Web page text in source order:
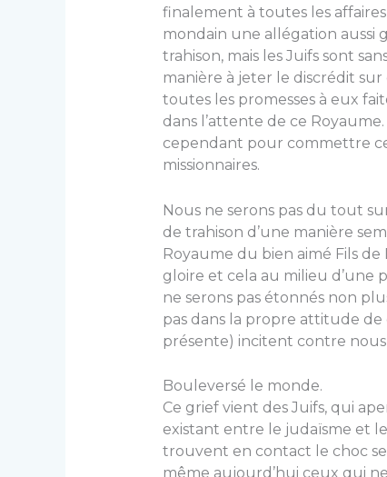
finalement à toutes les
mondain une allégation aussi
trahison, mais les Juifs sont
manière à jeter le discrédit
toutes les promesses à eux
dans l’attente de ce
cependant pour commettre
missionnaires.
Nous ne serons pas du tout
de trahison d’une manière
Royaume du bien aimé Fils
gloire et cela au milieu d’une
ne serons pas étonnés non
pas dans la propre attitude
présente) incitent contre
Bouleversé le monde.
Ce grief vient des Juifs, qui
existant entre le judaïsme et
trouvent en contact le choc
même aujourd’hui ceux qui